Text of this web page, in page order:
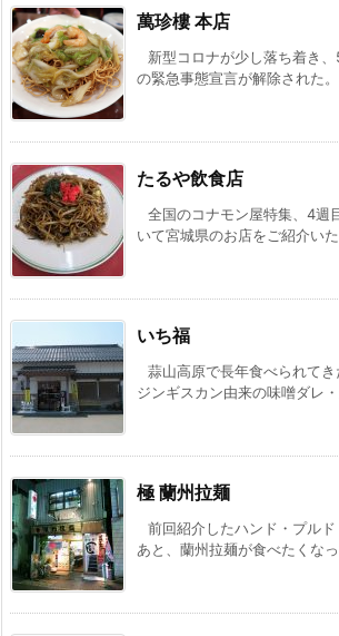
萬珍樓 本店
新型コロナが少し落ち着き
の緊急事態宣言が解除された
たるや飲食店
全国のコナモン屋特集、4週
いて宮城県のお店をご紹介い
いち福
蒜山高原で長年食べられてき
ジンギスカン由来の味噌ダレ
極 蘭州拉麺
前回紹介したハンド・プル
あと、蘭州拉麺が食べたくな